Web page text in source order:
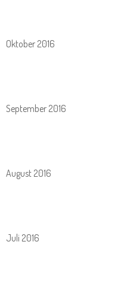
Oktober 2016
September 2016
August 2016
Juli 2016